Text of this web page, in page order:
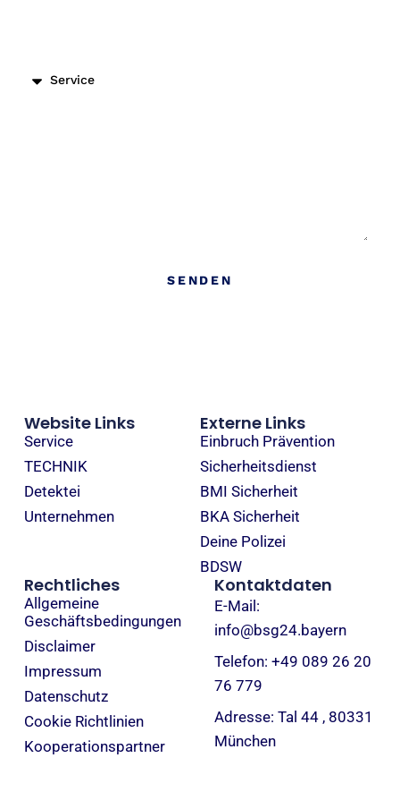
SENDEN
Website Links
Service
TECHNIK
Detektei
Unternehmen
Externe Links
Einbruch Prävention
Sicherheitsdienst
BMI Sicherheit
BKA Sicherheit
Deine Polizei
BDSW
Rechtliches
Allgemeine
Geschäftsbedingungen
Disclaimer
Impressum
Datenschutz
Cookie Richtlinien
Kooperationspartner
Kontaktdaten
E-Mail:
info@bsg24.bayern
Telefon: +49 089 26 20
76 779
Adresse: Tal 44 , 80331
München